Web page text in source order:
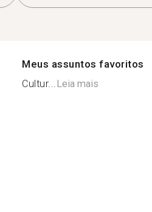
Meus assuntos favoritos
Cultur...Leia mais